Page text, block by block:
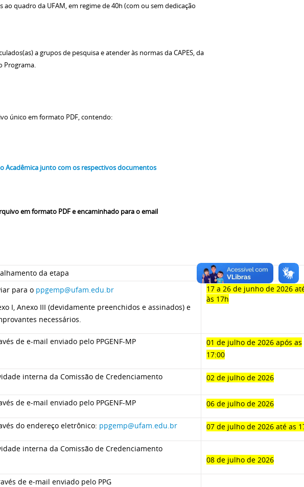
quadro da UFAM, em regime de 40h (com ou sem dedicação
a grupos de pesquisa e atender às normas da CAPES, da
Programa.
único em formato PDF, contendo:
Acadêmica junto com os respectivos documentos
em formato PDF e encaminhado para o email
da etapa
Período
para o ppgemp@ufam.edu.br
I, Anexo III (devidamente preenchidos e assinados) e
necessários.
17 a 26 de junho de 2026
às 17h
de e-mail enviado pelo PPGENF-MP
01 de julho de 2026 após as
17:00
interna da Comissão de Credenciamento 02 de julho de 2026
de e-mail enviado pelo PPGENF-MP 06 de julho de 2026
do endereço eletrônico: ppgemp@ufam.edu.br 07 de julho de 2026 até as
interna da Comissão de Credenciamento
08 de julho de 2026
de e-mail enviado pelo PPG